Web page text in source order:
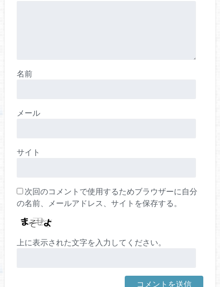
名前
メール
サイト
次回のコメントで使用するためブラウザーに自分
の名前、メールアドレス、サイトを保存する。
上に表示された文字を入力してください。